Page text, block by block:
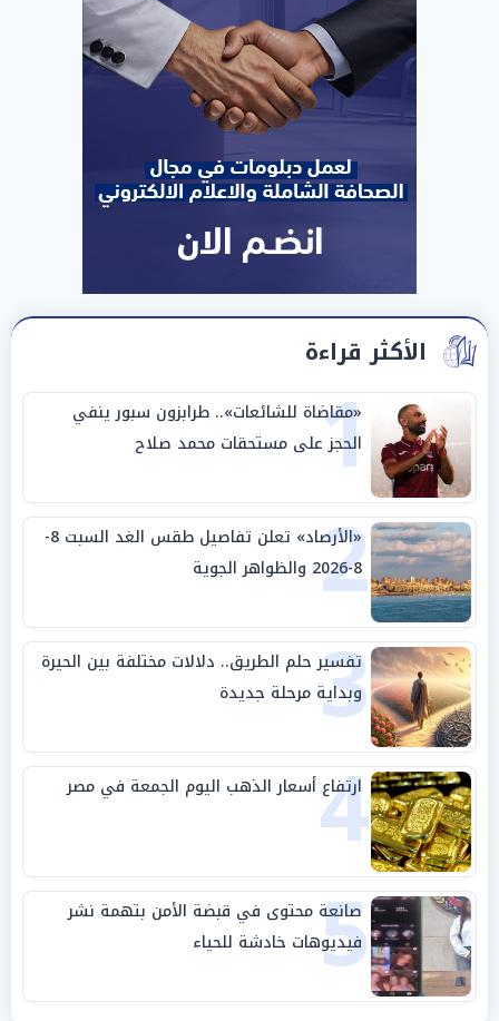
الأكثر قراءة
1
«مقاضاة للشائعات».. طرابزون سبور ينفي
الحجز على مستحقات محمد صلاح
2
«الأرصاد» تعلن تفاصيل طقس الغد السبت 8-
8-2026 والظواهر الجوية
3
تفسير حلم الطريق.. دلالات مختلفة بين الحيرة
وبداية مرحلة جديدة
4
ارتفاع أسعار الذهب اليوم الجمعة في مصر
5
صانعة محتوى في قبضة الأمن بتهمة نشر
فيديوهات خادشة للحياء